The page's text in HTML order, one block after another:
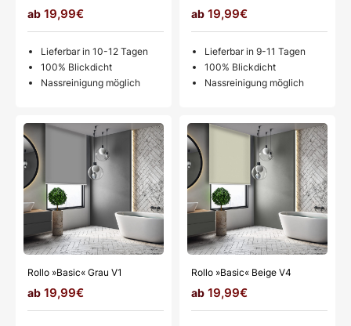
19,99€
Lieferbar in 10-12 Tagen
100% Blickdicht
Nassreinigung möglich
19,99€
Lieferbar in 9-11 Tagen
100% Blickdicht
Nassreinigung möglich
Rollo »Basic« Grau V1
19,99€
Rollo »Basic« Beige V4
19,99€